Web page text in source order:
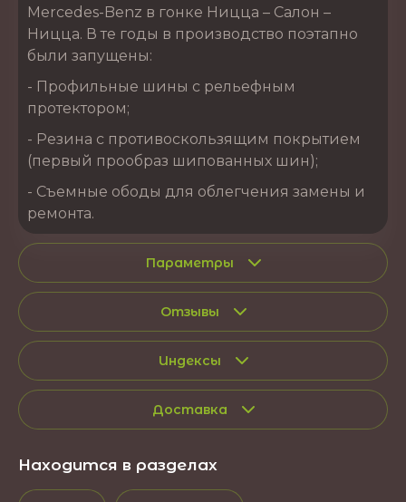
Mercedes-Benz в гонке Ницца – Салон –
Ницца. В те годы в производство поэтапно
были запущены:
- Профильные шины с рельефным
протектором;
- Резина с противоскользящим покрытием
(первый прообраз шипованных шин);
- Съемные ободы для облегчения замены и
ремонта.
Параметры
Отзывы
Индексы
Доставка
Находится в разделах